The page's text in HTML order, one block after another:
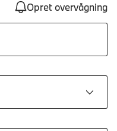
Opret overvågning